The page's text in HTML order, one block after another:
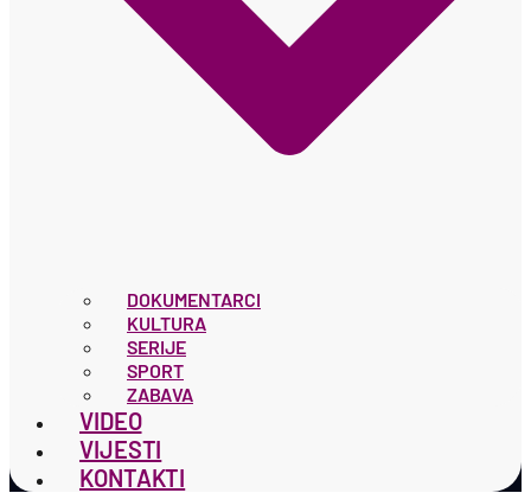
DOKUMENTARCI
KULTURA
SERIJE
SPORT
ZABAVA
VIDEO
VIJESTI
KONTAKTI